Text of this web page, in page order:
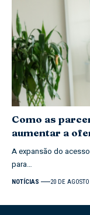
Como as
aumentar a
A expansão do
para…
NOTÍCIAS 20 DE